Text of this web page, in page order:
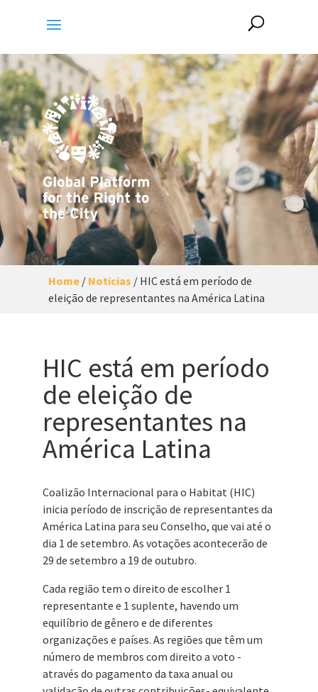
Home/ Noticias / HIC está em período de
eleição de representantes na América Latina
HIC está em período
de eleição de
representantes na
América Latina
Coalizão Internacional para o Habitat (HIC)
inicia período de inscrição de representantes da
América Latina para seu Conselho, que vai até o
dia 1 de setembro. As votações acontecerão de
29 de setembro a 19 de outubro.
Cada região tem o direito de escolher 1
representante e 1 suplente, havendo um
equilíbrio de gênero e de diferentes
organizações e países. As regiões que têm um
número de membros com direito a voto -
através do pagamento da taxa anual ou